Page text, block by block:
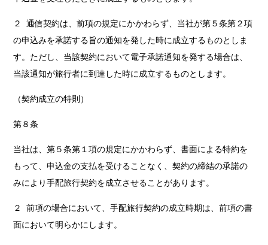
２ 通信契約は、前項の規定にかかわらず、当社が第５条第２項
の申込みを承諾する旨の通知を発した時に成立するものとしま
す。ただし、当該契約において電子承諾通知を発する場合は、
当該通知が旅行者に到達した時に成立するものとします。
（契約成立の特則）
第８条
当社は、第５条第１項の規定にかかわらず、書面による特約を
もって、申込金の支払を受けることなく、契約の締結の承諾の
みにより手配旅行契約を成立させることがあります。
２ 前項の場合において、手配旅行契約の成立時期は、前項の書
面において明らかにします。